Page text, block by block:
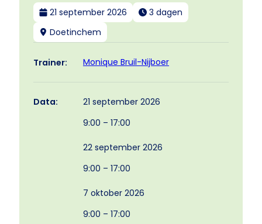
21 september 2026
3 dagen
Doetinchem
Trainer: Monique Bruil-Nijboer
Data:
21 september 2026
9:00 – 17:00
22 september 2026
9:00 – 17:00
7 oktober 2026
9:00 – 17:00